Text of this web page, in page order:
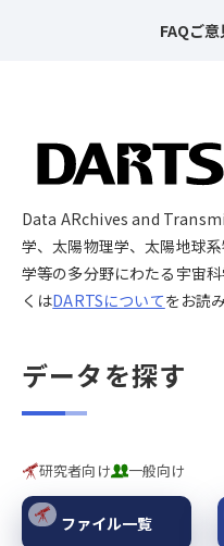
FAQご意
Data ARchives and
学、太陽物理学、太陽地球
学等の多分野にわたる宇宙
くはDARTSについてをお読
データを探す
研究者向け 一般向け
ファイル一覧